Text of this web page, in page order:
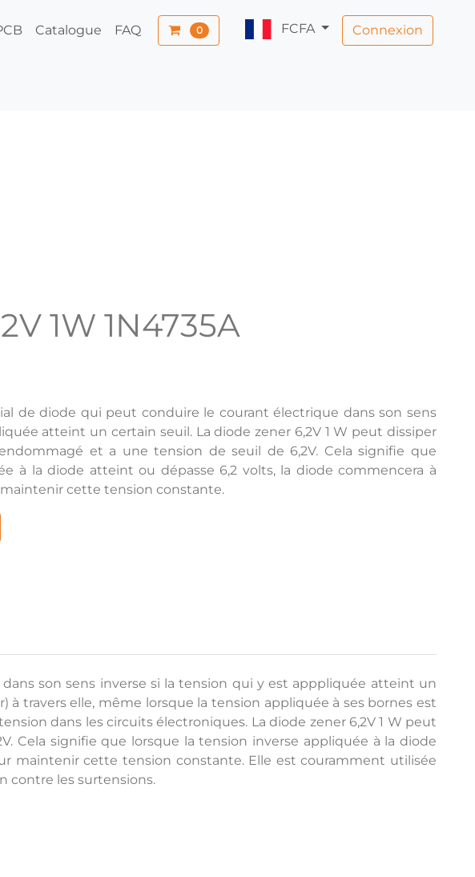
Catalogue FAQ 0 FCFA Connexion
1W 1N4735A
de diode qui peut conduire le courant électrique dans son sens
atteint un certain seuil. La diode zener 6,2V 1 W peut dissiper
et a une tension de seuil de 6,2V. Cela signifie que
à la diode atteint ou dépasse 6,2 volts, la diode commencera à
cette tension constante.
son sens inverse si la tension qui y est apppliquée atteint un
travers elle, même lorsque la tension appliquée à ses bornes est
dans les circuits électroniques. La diode zener 6,2V 1 W peut
Cela signifie que lorsque la tension inverse appliquée à la diode
maintenir cette tension constante. Elle est couramment utilisée
contre les surtensions.